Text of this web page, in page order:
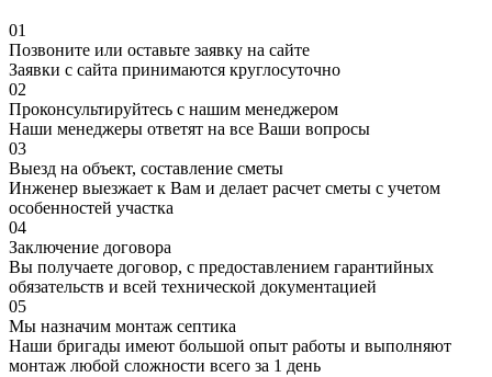
01
Позвоните или оставьте заявку на сайте
Заявки с сайта принимаются круглосуточно
02
Проконсультируйтесь с нашим менеджером
Наши менеджеры ответят на все Ваши вопросы
03
Выезд на объект, составление сметы
Инженер выезжает к Вам и делает расчет сметы с учетом
особенностей участка
04
Заключение договора
Вы получаете договор, с предоставлением гарантийных
обязательств и всей технической документацией
05
Мы назначим монтаж септика
Наши бригады имеют большой опыт работы и выполняют
монтаж любой сложности всего за 1 день